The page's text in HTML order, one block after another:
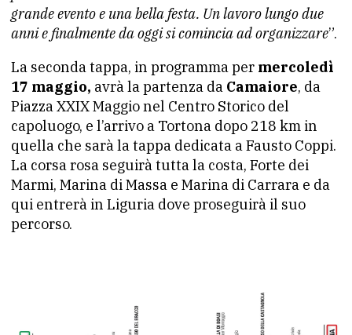
grande evento e una bella festa. Un lavoro lungo due
anni e finalmente da oggi si comincia ad organizzare”.
La seconda tappa, in programma per mercoledì
17 maggio, avrà la partenza da Camaiore, da
Piazza XXIX Maggio nel Centro Storico del
capoluogo, e l’arrivo a Tortona dopo 218 km in
quella che sarà la tappa dedicata a Fausto Coppi.
La corsa rosa seguirà tutta la costa, Forte dei
Marmi, Marina di Massa e Marina di Carrara e da
qui entrerà in Liguria dove proseguirà il suo
percorso.